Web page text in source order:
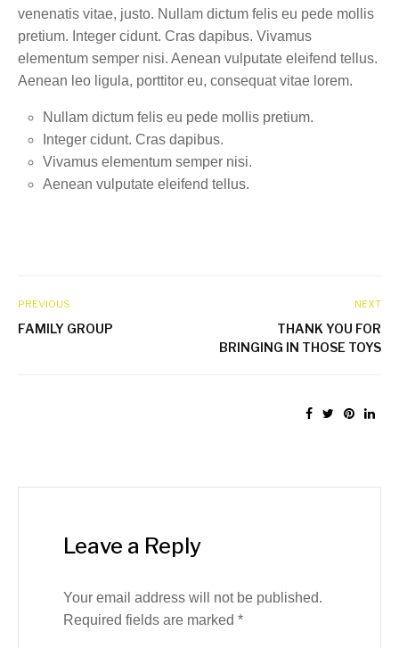
venenatis vitae, justo. Nullam dictum felis eu pede mollis
pretium. Integer cidunt. Cras dapibus. Vivamus
elementum semper nisi. Aenean vulputate eleifend tellus.
Aenean leo ligula, porttitor eu, consequat vitae lorem.
Nullam dictum felis eu pede mollis pretium.
Integer cidunt. Cras dapibus.
Vivamus elementum semper nisi.
Aenean vulputate eleifend tellus.
PREVIOUS
FAMILY GROUP
NEXT
THANK YOU FOR
BRINGING IN THOSE TOYS
Leave a Reply
Your email address will not be published.
Required fields are marked *